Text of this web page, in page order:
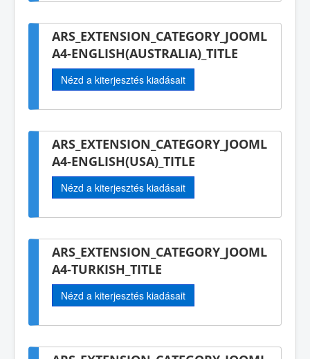
ARS_EXTENSION_CATEGORY_JOOML
A4-ENGLISH(AUSTRALIA)_TITLE
Nézd a kiterjesztés kiadásait
ARS_EXTENSION_CATEGORY_JOOML
A4-ENGLISH(USA)_TITLE
Nézd a kiterjesztés kiadásait
ARS_EXTENSION_CATEGORY_JOOML
A4-TURKISH_TITLE
Nézd a kiterjesztés kiadásait